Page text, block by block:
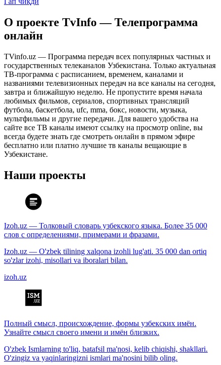
О проекте TvInfo — Телепрограмма
онлайн
TVinfo.uz — Программа передач всех популярных частных и
государственных телеканалов Узбекистана. Только актуальная
ТВ-программа с расписанием, временем, каналами и
названиями телевизионных передач на все каналы на сегодня,
завтра и ближайшую неделю. Не пропустите время начала
любимых фильмов, сериалов, спортивных трансляций
футбола, баскетбола, ufc, mma, бокс, новости, музыка,
мультфильмы и другие передачи. Для вашего удобства на
сайте все ТВ каналы имеют ссылку на просмотр online, вы
всегда будете знать где смотреть онлайн в прямом эфире
бесплатно или платно лучшие тв каналы вещающие в
Узбекистане.
Наши проекты
Izoh.uz — Толковый словарь узбекского языка. Более 35 000
слов с определениями, примерами и фразами.
Izoh.uz — O'zbek tilining xalqona izohli lug'ati. 35 000 dan ortiq
so'zlar izohi, misollari va iboralari bilan.
izoh.uz
Полный смысл, происхождение, формы узбекских имён.
Узнайте смысл своего имени и имён близких.
O'zbek Ismlarning to'liq, batafsil ma'nosi, kelib chiqishi, shakllari.
O'zingiz va yaqinlaringizni ismlari ma'nosini bilib oling.